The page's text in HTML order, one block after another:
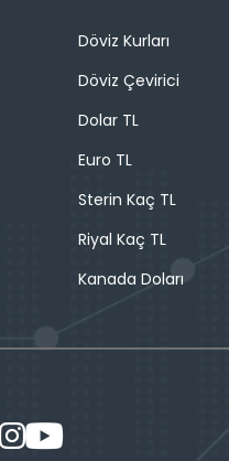
Döviz Kurları
Döviz Çevirici
Dolar TL
Euro TL
Sterin Kaç TL
Riyal Kaç TL
Kanada Doları